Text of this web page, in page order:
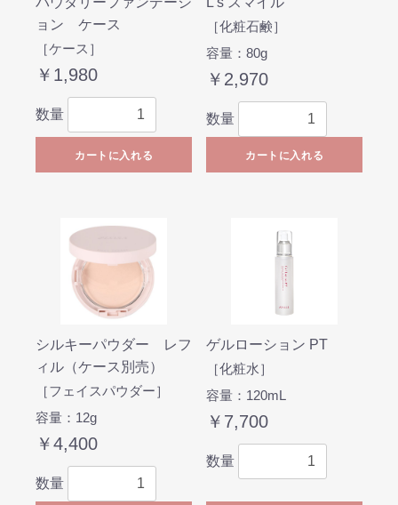
ョン ケース
［ケース］
￥1,980
数量
カートに入れる
［化粧石鹸］
容量：80g
￥2,970
数量
カートに入れる
シルキーパウダー レフ
ィル（ケース別売）
［フェイスパウダー］
容量：12g
￥4,400
数量
ゲルローション PT
［化粧水］
容量：120mL
￥7,700
数量